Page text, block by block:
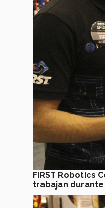
FIRST Robotics
trabajan